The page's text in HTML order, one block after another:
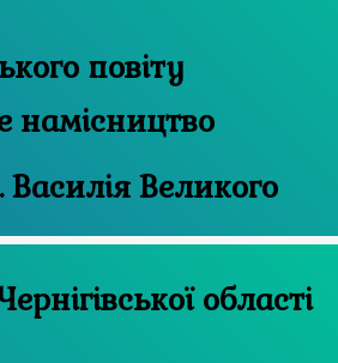
повіту
намісництво
Василія Великого
архів Чернігівської області